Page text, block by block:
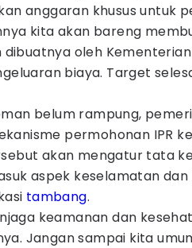
anggaran khusus untuk
kita akan bareng
oleh Kementerian
biaya. Target
belum rampung,
permohonan IPR
akan mengatur tata
aspek keselamatan
tambang.
keamanan dan
Jangan sampai kita